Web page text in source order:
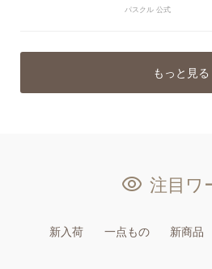
パスクル 公式
もっと見る
注目ワ
新入荷 一点もの 新商品